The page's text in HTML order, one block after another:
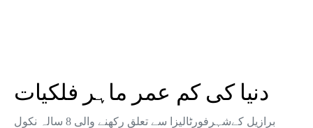
دنیا کی کم عمر ماہر فلکیات
برازیل کےشہرفورٹالیزا سے تعلق رکھنے والی 8 سالہ نکول